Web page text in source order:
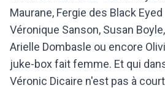
Maurane, Fergie des Black
Véronique Sanson, Susan
Arielle Dombasle ou encore
juke-box fait femme. Et qui
Véronic Dicaire n'est pas à